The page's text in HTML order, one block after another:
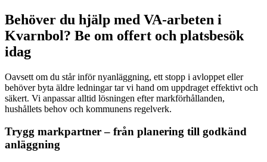
Behöver du hjälp med VA-arbeten i
Kvarnbol? Be om offert och platsbesök
idag
Oavsett om du står inför nyanläggning, ett stopp i avloppet eller
behöver byta äldre ledningar tar vi hand om uppdraget effektivt och
säkert. Vi anpassar alltid lösningen efter markförhållanden,
hushållets behov och kommunens regelverk.
Trygg markpartner – från planering till godkänd
anläggning